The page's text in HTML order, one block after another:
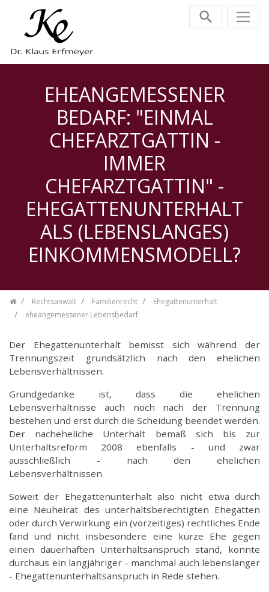
EHEANGEMESSENER
BEDARF: "EINMAL
CHEFARZTGATTIN -
IMMER
CHEFARZTGATTIN" -
EHEGATTENUNTERHALT
ALS (LEBENSLANGES)
EINKOMMENSMODELL?
Rechtsanwalt Familienrecht
Ehegattenunterhalt
eheangemessener Lebensbedarf
Der Ehegattenunterhalt bemisst sich während der
Trennungszeit grundsätzlich nach den ehelichen
Lebensverhältnissen.
Grundgedanke ist, dass die ehelichen
Lebensverhältnisse auch noch nach der Trennung
bestehen und erst durch die Scheidung beendet werden.
Der nacheheliche Unterhalt bemaß sich bis zur
Unterhaltsreform 2008 ebenfalls - und zwar
ausschließlich - nach den ehelichen
Lebensverhältnissen.
Soweit der Ehegattenunterhalt also nicht etwa durch
eine Neuheirat des unterhaltsberechtigten Ehegatten
oder durch Verwirkung ein (vorzeitiges) rechtliches Ende
fand und nicht insbesondere eine kurze Ehe gegen
einen dauerhaften Unterhaltsanspruch stand, konnte
durchaus ein langjähriger - manchmal auch lebenslanger
- Ehegattenunterhaltsanspruch in Rede stehen.